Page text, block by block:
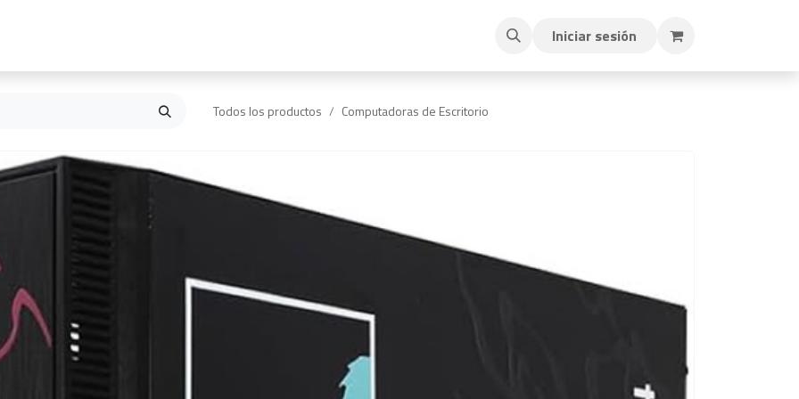
Iniciar sesión
Todos los productos Computadoras de Escritorio